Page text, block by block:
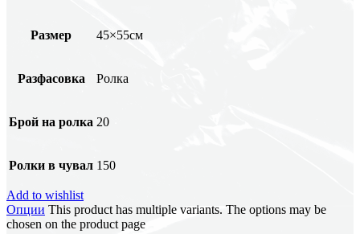
Размер 45×55см
Разфасовка Ролка
Брой на ролка 20
Ролки в чувал 150
Add to wishlist
Опции This product has multiple variants. The options may be
chosen on the product page